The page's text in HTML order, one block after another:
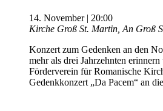
14. November | 20:00
Kirche Groß St. Martin, An Groß
Konzert zum Gedenken an den
mehr als drei Jahrzehnten
Förderverein für Romanische
Gedenkkonzert „Da Pacem“ an